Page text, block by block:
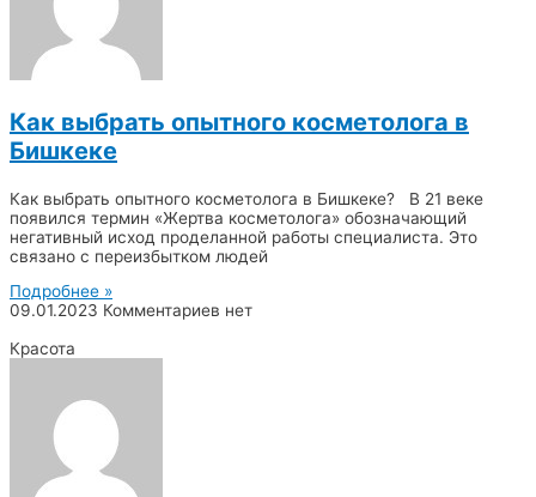
Как выбрать опытного косметолога в
Бишкеке
Как выбрать опытного косметолога в Бишкеке? В 21 веке
появился термин «Жертва косметолога» обозначающий
негативный исход проделанной работы специалиста. Это
связано с переизбытком людей
Подробнее »
09.01.2023 Комментариев нет
Красота